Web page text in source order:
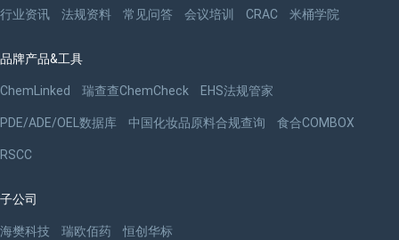
行业资讯 法规资料 常见问答 会议培训 CRAC 米桶学院
品牌产品&工具
ChemLinked 瑞查查ChemCheck EHS法规管家
PDE/ADE/OEL数据库 中国化妆品原料合规查询 食合COMBOX
RSCC
子公司
海樊科技 瑞欧佰药 恒创华标